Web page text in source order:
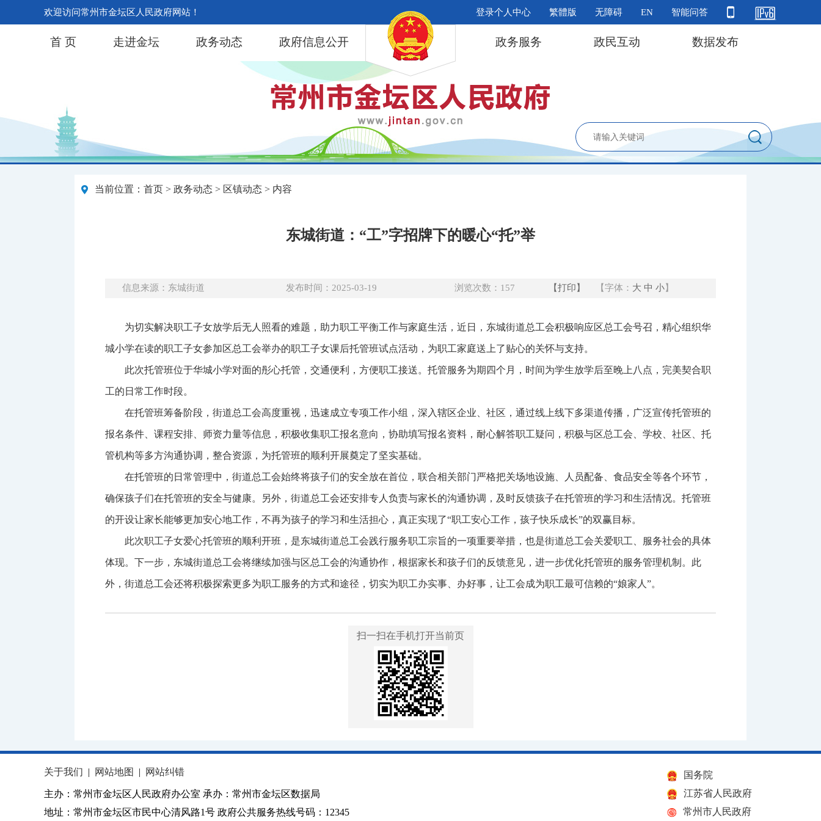
欢迎访问常州市金坛区人民政府网站！ 登录个人中心 繁體版 无障碍 EN 智能问答
首 页 走进金坛 政务动态 政府信息公开 政务服务 政民互动 数据发布
当前位置： 首页 > 政务动态 > 区镇动态 > 内容
东城街道：“工”字招牌下的暖心“托”举
信息来源：东城街道 发布时间：2025-03-19 浏览次数： 157 【打印】 【字体： 大 中 小】
为切实解决职工子女放学后无人照看的难题，助力职工平衡工作与家庭生活，近日，东城街道总工会积极响应区总工会号召，精心组织华
城小学在读的职工子女参加区总工会举办的职工子女课后托管班试点活动，为职工家庭送上了贴心的关怀与支持。
此次托管班位于华城小学对面的彤心托管，交通便利，方便职工接送。托管服务为期四个月，时间为学生放学后至晚上八点，完美契合职
工的日常工作时段。
在托管班筹备阶段，街道总工会高度重视，迅速成立专项工作小组，深入辖区企业、社区，通过线上线下多渠道传播，广泛宣传托管班的
报名条件、课程安排、师资力量等信息，积极收集职工报名意向，协助填写报名资料，耐心解答职工疑问，积极与区总工会、学校、社区、托
管机构等多方沟通协调，整合资源，为托管班的顺利开展奠定了坚实基础。
在托管班的日常管理中，街道总工会始终将孩子们的安全放在首位，联合相关部门严格把关场地设施、人员配备、食品安全等各个环节，
确保孩子们在托管班的安全与健康。另外，街道总工会还安排专人负责与家长的沟通协调，及时反馈孩子在托管班的学习和生活情况。托管班
的开设让家长能够更加安心地工作，不再为孩子的学习和生活担心，真正实现了“职工安心工作，孩子快乐成长”的双赢目标。
此次职工子女爱心托管班的顺利开班，是东城街道总工会践行服务职工宗旨的一项重要举措，也是街道总工会关爱职工、服务社会的具体
体现。下一步，东城街道总工会将继续加强与区总工会的沟通协作，根据家长和孩子们的反馈意见，进一步优化托管班的服务管理机制。此
外，街道总工会还将积极探索更多为职工服务的方式和途径，切实为职工办实事、办好事，让工会成为职工最可信赖的“娘家人”。
扫一扫在手机打开当前页
关于我们 | 网站地图 | 网站纠错
主办：常州市金坛区人民政府办公室 承办：常州市金坛区数据局
地址：常州市金坛区市民中心清风路1号 政府公共服务热线号码：12345
国务院
江苏省人民政府
常州市人民政府